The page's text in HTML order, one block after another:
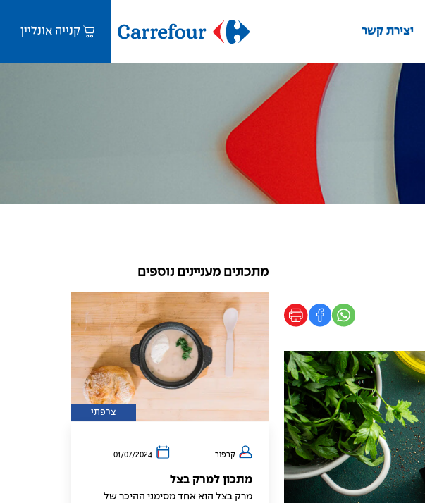
יצירת קשר קנייה אונליין
מתכונים מעניינים נוספים
צרפתי
קרפור 01/07/2024
מתכון למרק בצל
מרק בצל הוא אחד מסימני ההיכר של